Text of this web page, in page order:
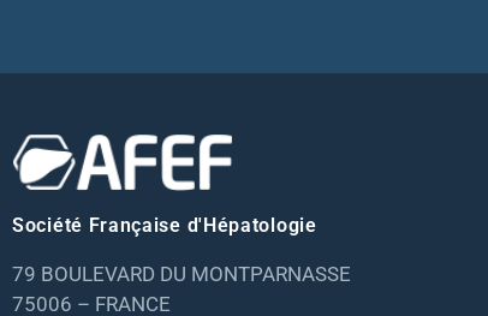
Société Française d'Hépatologie
79 BOULEVARD DU MONTPARNASSE
75006 – FRANCE